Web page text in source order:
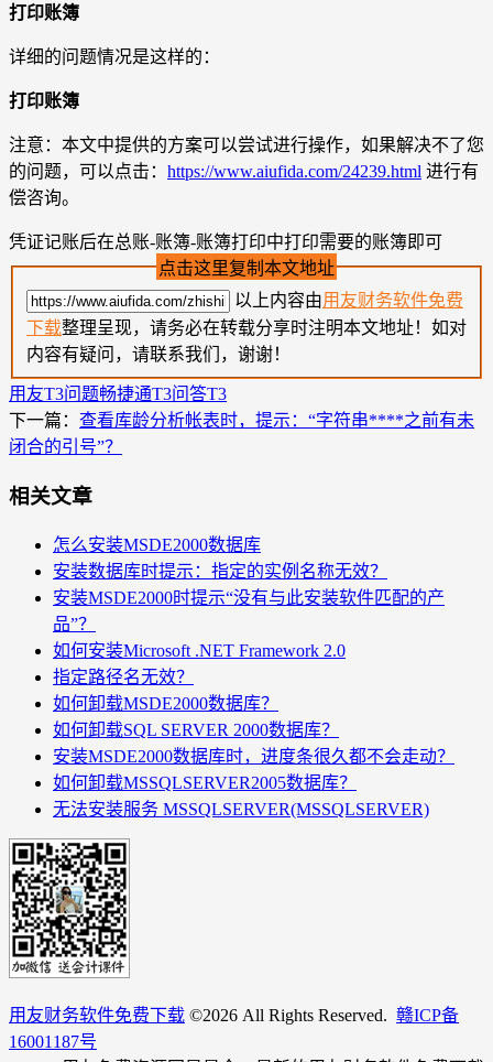
打印账簿
详细的问题情况是这样的：
打印账簿
注意：本文中提供的方案可以尝试进行操作，如果解决不了您
的问题，可以点击： https://www.aiufida.com/24239.html 进行有
偿咨询。
凭证记账后在总账-账簿-账簿打印中打印需要的账簿即可
点击这里复制本文地址
以上内容由用友财务软件免费
下载整理呈现，请务必在转载分享时注明本文地址！如对
内容有疑问，请联系我们，谢谢！
用友T3问题畅捷通T3问答T3
下一篇： 查看库龄分析帐表时，提示：“字符串****之前有未
闭合的引号”？
相关文章
怎么安装MSDE2000数据库
安装数据库时提示：指定的实例名称无效？
安装MSDE2000时提示“没有与此安装软件匹配的产
品”？
如何安装Microsoft .NET Framework 2.0
指定路径名无效？
如何卸载MSDE2000数据库？
如何卸载SQL SERVER 2000数据库？
安装MSDE2000数据库时，进度条很久都不会走动？
如何卸载MSSQLSERVER2005数据库？
无法安装服务 MSSQLSERVER(MSSQLSERVER)
用友财务软件免费下载 ©2026 All Rights Reserved. 赣ICP备
16001187号